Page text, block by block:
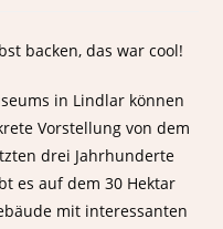
in Lindlar können
Vorstellung von dem
drei Jahrhunderte
es auf dem 30 Hektar
mit interessanten